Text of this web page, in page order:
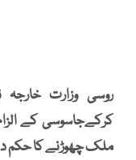
روسی وزارت خارجہ
کرکےجاسوسی کے
ملک چھوڑنے کا حکم